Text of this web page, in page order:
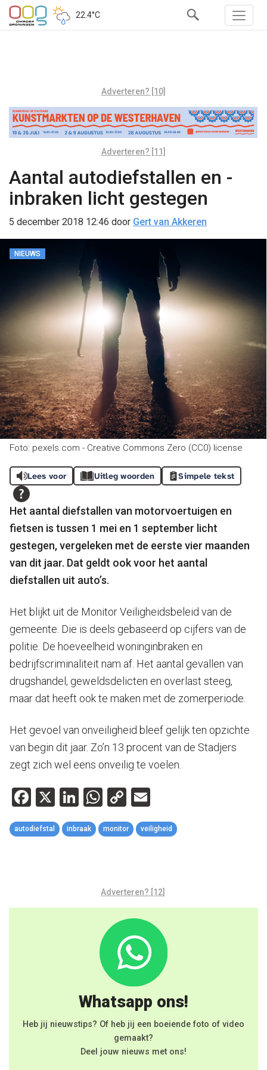
22.4°C
Adverteren? [10]
Adverteren? [11]
Aantal autodiefstallen en -
inbraken licht gestegen
5 december 2018 12:46 door Gert van Akkeren
NIEUWS
Foto: pexels.com - Creative Commons Zero (CC0) license
Lees voor Uitleg woorden Simpele tekst
Het aantal diefstallen van motorvoertuigen en
fietsen is tussen 1 mei en 1 september licht
gestegen, vergeleken met de eerste vier maanden
van dit jaar. Dat geldt ook voor het aantal
diefstallen uit auto’s.
Het blijkt uit de Monitor Veiligheidsbeleid van de
gemeente. Die is deels gebaseerd op cijfers van de
politie. De hoeveelheid woninginbraken en
bedrijfscriminaliteit nam af. Het aantal gevallen van
drugshandel, geweldsdelicten en overlast steeg,
maar dat heeft ook te maken met de zomerperiode.
Het gevoel van onveiligheid bleef gelijk ten opzichte
van begin dit jaar. Zo’n 13 procent van de Stadjers
zegt zich wel eens onveilig te voelen.
Facebook
X LinkedIn
WhatsApp
Copy
Link
autodiefstal inbraak monitor veiligheid
Adverteren? [12]
Whatsapp ons!
Heb jij nieuwstips? Of heb jij een boeiende foto of video
gemaakt?
Deel jouw nieuws met ons!